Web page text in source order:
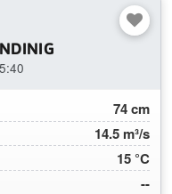
74 cm
14.5 m³/s
15 °C
--